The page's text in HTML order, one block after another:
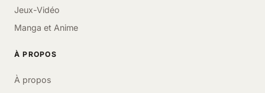
Jeux-Vidéo
Manga et Anime
À PROPOS
À propos